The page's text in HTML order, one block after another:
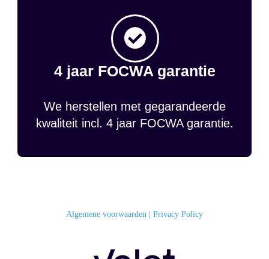
4 jaar FOCWA garantie
We herstellen met gegarandeerde
kwaliteit incl. 4 jaar FOCWA garantie.
Algemene voorwaarden Privacy Policy